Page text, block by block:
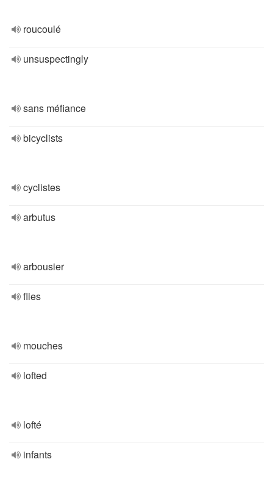
roucoulé
unsuspectingly
sans méfiance
bicyclists
cyclistes
arbutus
arbousier
flies
mouches
lofted
lofté
infants